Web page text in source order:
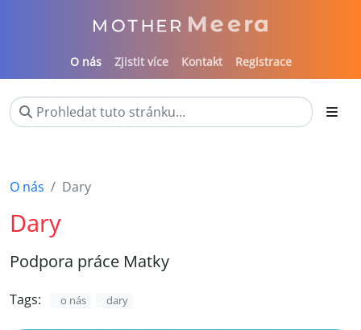
O nás Zjistit více Kontakt Registrace
O nás Dary
Dary
Podpora práce Matky
Tags: o nás dary